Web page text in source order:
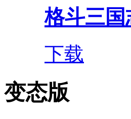
格斗三国
下载
变态版